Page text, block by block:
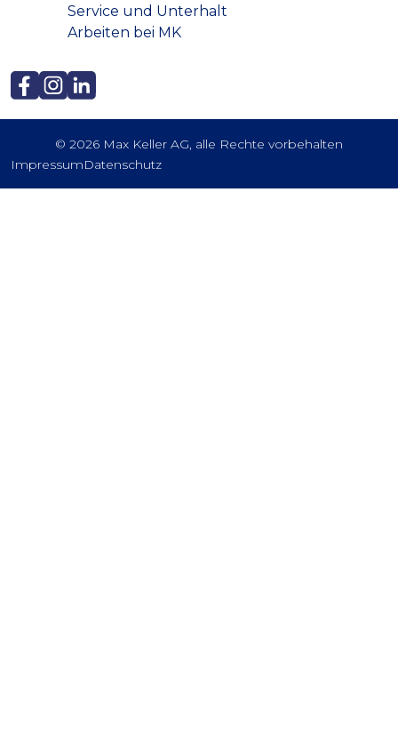
Service und Unterhalt
Arbeiten bei MK
© 2026 Max Keller AG, alle Rechte vorbehalten
ImpressumDatenschutz